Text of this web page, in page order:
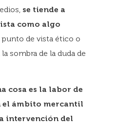
se tiende a
como algo
punto de vista ético o
sombra de la duda de
cosa es la labor de
el ámbito mercantil
intervención del